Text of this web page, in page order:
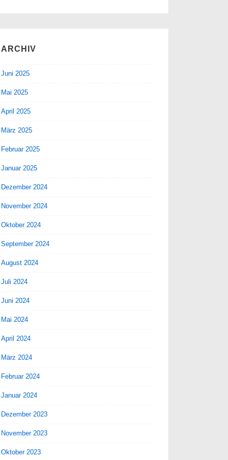
ARCHIV
Juni 2025
Mai 2025
April 2025
März 2025
Februar 2025
Januar 2025
Dezember 2024
November 2024
Oktober 2024
September 2024
August 2024
Juli 2024
Juni 2024
Mai 2024
April 2024
März 2024
Februar 2024
Januar 2024
Dezember 2023
November 2023
Oktober 2023